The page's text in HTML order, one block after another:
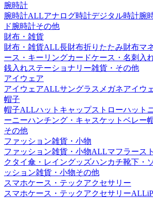
腕時計
腕時計ALLアナログ時計デジタル時計腕
ド腕時計その他
財布・雑貨
財布・雑貨ALL長財布折りたたみ財布マ
ース・キーリングカードケース・名刺入
銭入れステーショナリー雑貨・その他
アイウェア
アイウェアALLサングラス メガネアイウ
帽子
帽子ALLハット キャップストローハット
ーニーハンチング・キャスケット ベレー
その他
ファッション雑貨・小物
ファッション雑貨・小物ALLマフラース
クタイ傘・レイングッズハンカチ靴下・
ッション雑貨・小物その他
スマホケース・テックアクセサリー
スマホケース・テックアクセサリーALL